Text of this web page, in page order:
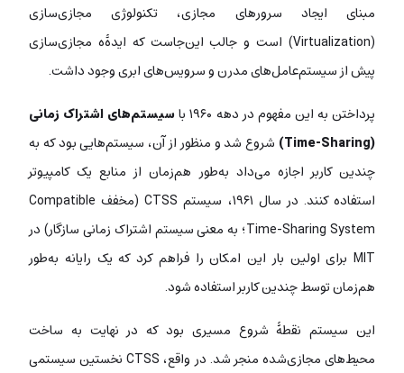
مبنای ایجاد سرورهای مجازی، تکنولوژی مجازی‌سازی
(Virtualization) است و جالب این‌جاست که ایدۀه مجازی‌سازی
پیش از سیستم‌عامل‌های مدرن و سرویس‌های ابری وجود داشت.
پرداختن به این مفهوم در دهه ۱۹۶۰ با
سیستم‌های اشتراک زمانی
(Time-Sharing)
شروع شد و منظور از آن، سیستم‌هایی بود که به
چندین کاربر اجازه می‌داد به‌طور هم‌زمان از منابع یک کامپیوتر
استفاده کنند. در سال ۱۹۶۱، سیستم CTSS (مخفف Compatible
Time-Sharing System؛ به معنی سیستم اشتراک زمانی سازگار) در
MIT برای اولین بار این امکان را فراهم کرد که یک رایانه به‌طور
هم‌زمان توسط چندین کاربر استفاده شود.
این سیستم نقطۀ شروع مسیری بود که در نهایت به ساخت
محیط‌های مجازی‌شده منجر شد. در واقع، CTSS نخستین سیستمی